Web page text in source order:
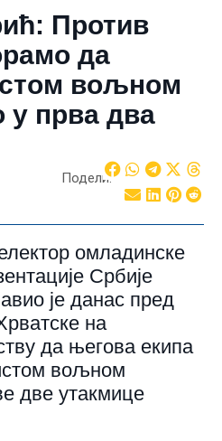
Против
да
вољном
у прва два
Подели:
омладинске
Србије
је данас пред
на
да његова екипа
вољном
две утакмице